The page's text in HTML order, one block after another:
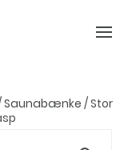
Saunabænke / Stor